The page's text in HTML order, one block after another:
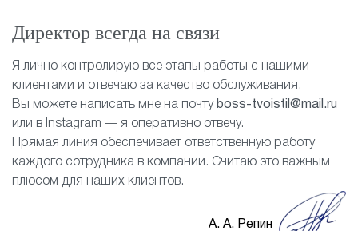
Директор всегда на связи
Я лично контролирую все этапы работы с нашими
клиентами и отвечаю за качество обслуживания.
Вы можете написать мне на почту boss-tvoistil@mail.ru
или в Instagram — я оперативно отвечу.
Прямая линия обеспечивает ответственную работу
каждого сотрудника в компании. Считаю это важным
плюсом для наших клиентов.
А. А. Репин